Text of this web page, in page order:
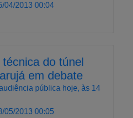
04/2013 00:04
do túnel
em debate
pública hoje, às 14
05/2013 00:05